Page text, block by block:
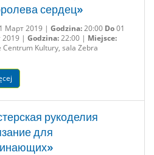
сердец»
Март 2019 | Godzina:20:00 Do01
2019 | Godzina:22:00 | Miejsce:
Centrum Kultury, sala Zebra
рукоделия
для